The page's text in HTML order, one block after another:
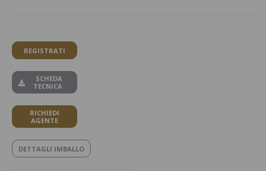
REGISTRATI
SCHEDA
TECNICA
RICHIEDI
AGENTE
DETTAGLI IMBALLO